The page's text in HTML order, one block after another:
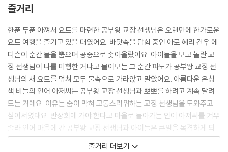
줄거리
한푼 두푼 아껴서 요트를 마련한 공부왕 교장 선생님은 오랜만에 한가로운
요트 여행을 즐기고 있을 때였어요. 바닷속을 탐험 중인 아로 혜리 건우 에
디슨이 순간 물을 뿜으며 공중으로 솟아올랐어요. 아이들을 보고 놀란 교
장 선생님이 나를 미행한 거냐고 물어보는 그 순간 파도가 공부왕 교장 선
생님의 새 요트를 덮쳐 모두 물속으로 가라앉고 말았어요. 아름다운 은청
색 비늘의 인어 아저씨는 공부왕 교장 선생님과 뽀뽀를 하려고 계속 달려
드는 거예요. 이유는 숨이 막혀 고통스러워하는 교장 선생님을 도와주고
싶어서였대요. 반상회에 가야 한다고 마을로 돌아가는 인어 아저씨를 겨우
졸라 인어 마을에 간 공부왕 교장 선생님과 아이들은 큰일을 목격하게 되
지요.
줄거리 더보기